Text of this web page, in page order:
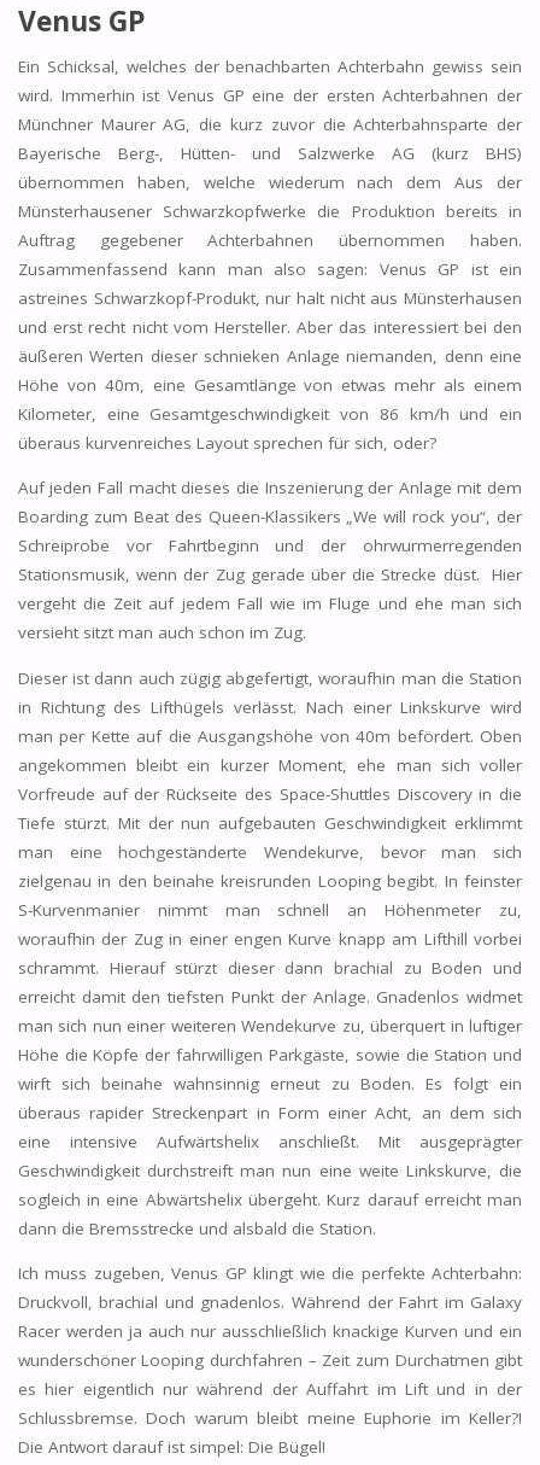
Venus GP
Ein Schicksal, welches der benachbarten Achterbahn gewiss sein
wird. Immerhin ist Venus GP eine der ersten Achterbahnen der
Münchner Maurer AG, die kurz zuvor die Achterbahnsparte der
Bayerische Berg-, Hütten- und Salzwerke AG (kurz BHS)
übernommen haben, welche wiederum nach dem Aus der
Münsterhausener Schwarzkopfwerke die Produktion bereits in
Auftrag gegebener Achterbahnen übernommen haben.
Zusammenfassend kann man also sagen: Venus GP ist ein
astreines Schwarzkopf-Produkt, nur halt nicht aus Münsterhausen
und erst recht nicht vom Hersteller. Aber das interessiert bei den
äußeren Werten dieser schnieken Anlage niemanden, denn eine
Höhe von 40m, eine Gesamtlänge von etwas mehr als einem
Kilometer, eine Gesamtgeschwindigkeit von 86 km/h und ein
überaus kurvenreiches Layout sprechen für sich, oder?
Auf jeden Fall macht dieses die Inszenierung der Anlage mit dem
Boarding zum Beat des Queen-Klassikers „We will rock you“, der
Schreiprobe vor Fahrtbeginn und der ohrwurmerregenden
Stationsmusik, wenn der Zug gerade über die Strecke düst. Hier
vergeht die Zeit auf jedem Fall wie im Fluge und ehe man sich
versieht sitzt man auch schon im Zug.
Dieser ist dann auch zügig abgefertigt, woraufhin man die Station
in Richtung des Lifthügels verlässt. Nach einer Linkskurve wird
man per Kette auf die Ausgangshöhe von 40m befördert. Oben
angekommen bleibt ein kurzer Moment, ehe man sich voller
Vorfreude auf der Rückseite des Space-Shuttles Discovery in die
Tiefe stürzt. Mit der nun aufgebauten Geschwindigkeit erklimmt
man eine hochgeständerte Wendekurve, bevor man sich
zielgenau in den beinahe kreisrunden Looping begibt. In feinster
S-Kurvenmanier nimmt man schnell an Höhenmeter zu,
woraufhin der Zug in einer engen Kurve knapp am Lifthill vorbei
schrammt. Hierauf stürzt dieser dann brachial zu Boden und
erreicht damit den tiefsten Punkt der Anlage. Gnadenlos widmet
man sich nun einer weiteren Wendekurve zu, überquert in luftiger
Höhe die Köpfe der fahrwilligen Parkgäste, sowie die Station und
wirft sich beinahe wahnsinnig erneut zu Boden. Es folgt ein
überaus rapider Streckenpart in Form einer Acht, an dem sich
eine intensive Aufwärtshelix anschließt. Mit ausgeprägter
Geschwindigkeit durchstreift man nun eine weite Linkskurve, die
sogleich in eine Abwärtshelix übergeht. Kurz darauf erreicht man
dann die Bremsstrecke und alsbald die Station.
Ich muss zugeben, Venus GP klingt wie die perfekte Achterbahn:
Druckvoll, brachial und gnadenlos. Während der Fahrt im Galaxy
Racer werden ja auch nur ausschließlich knackige Kurven und ein
wunderschöner Looping durchfahren – Zeit zum Durchatmen gibt
es hier eigentlich nur während der Auffahrt im Lift und in der
Schlussbremse. Doch warum bleibt meine Euphorie im Keller?!
Die Antwort darauf ist simpel: Die Bügel!